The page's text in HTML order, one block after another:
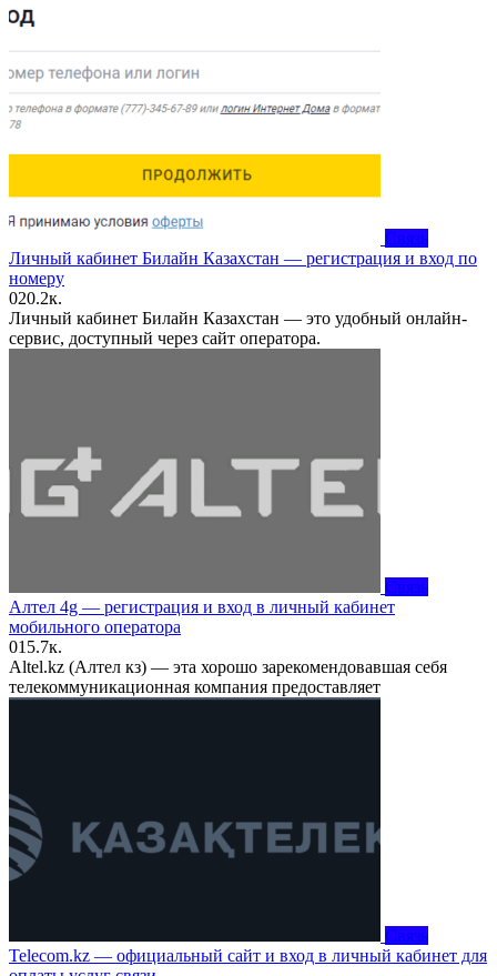
Связь
Личный кабинет Билайн Казахстан — регистрация и вход по
номеру
020.2к.
Личный кабинет Билайн Казахстан — это удобный онлайн-
сервис, доступный через сайт оператора.
Связь
Алтел 4g — регистрация и вход в личный кабинет
мобильного оператора
015.7к.
Altel.kz (Алтел кз) — эта хорошо зарекомендовавшая себя
телекоммуникационная компания предоставляет
Связь
Telecom.kz — официальный сайт и вход в личный кабинет для